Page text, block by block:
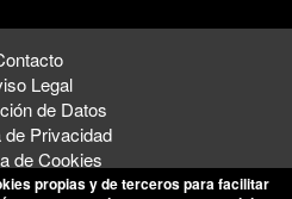
Legal
de Datos
de Privacidad
de Cookies
propias y de terceros para facilitar